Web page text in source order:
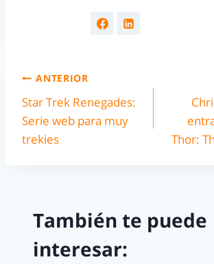
ANTERIOR
Star Trek Renegades:
Serie web para muy
trekies
Thor:
También te puede
interesar: